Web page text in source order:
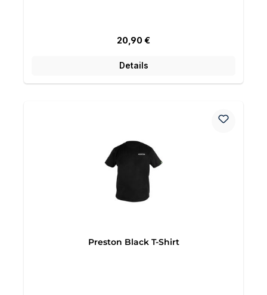
Regulärer Preis:
20,90 €
Details
Preston Black T-Shirt